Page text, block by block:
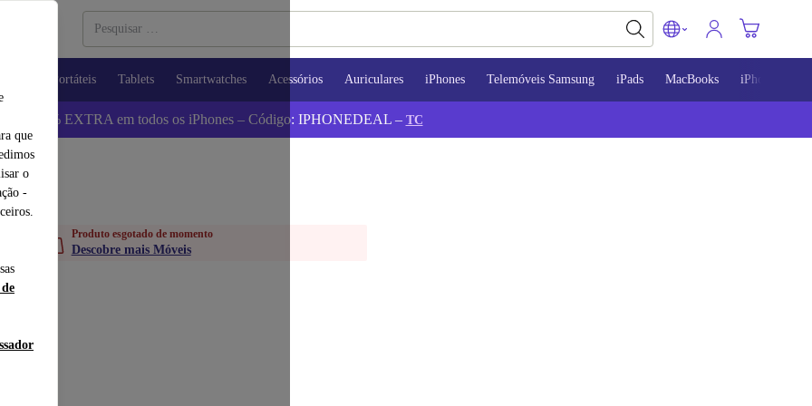
que
o
-
Portáteis Tablets Smartwatches Acessórios Auriculares iPhones Telemóveis Samsung iPads MacBooks iPhone 13
5% EXTRA em todos os iPhones – Código: IPHONEDEAL – TC
Produto esgotado de momento
Descobre mais Móveis